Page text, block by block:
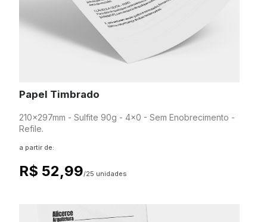
Papel Timbrado
210x297mm - Sulfite 90g - 4x0 - Sem Enobrecimento -
Refile.
a partir de:
R$ 52,99/25 unidades